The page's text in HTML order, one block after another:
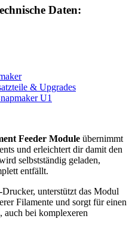
Daten:
& Upgrades
U1
Feeder Module übernimmt
und erleichtert dir damit den
selbstständig geladen,
entfällt.
unterstützt das Modul
Filamente und sorgt für einen
auch bei komplexeren